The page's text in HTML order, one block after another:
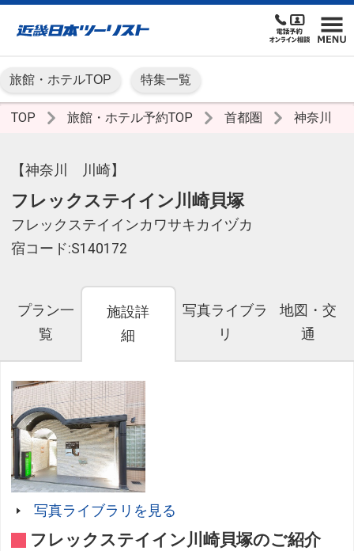
旅館・ホテルTOP 特集一覧
TOP 旅館・ホテル予約TOP 首都圏 神奈川
【神奈川 川崎】
フレックステイイン川崎貝塚
フレックステイインカワサキカイヅカ
宿コード:S140172
プラン一
覧
施設詳
細
写真ライブラ
リ
地図・交
通
写真ライブラリを見る
フレックステイイン川崎貝塚のご紹介